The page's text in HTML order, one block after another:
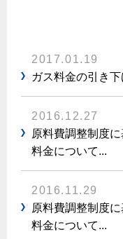
家庭用選択約款
ご請求とお支払いに
口座振替によるお支払
クレジットカードに
払込書による窓口で
払込書によるスマホ
検針について
安全性
調理性
清掃性
快適性
経済性
ガスコンロ
オススメの商品一覧
最新ガスコンロの実
グリル活用法
コンロの取替えは
レンジフード
私たちのリフォーム
バスルームをリフォ
サニタリーをリフォー
リフォーム事例紹介
電力の自由化について
長野都市ガスのでん
都市ガスでんき 従
都市ガスでんき 従量
Chef Ropia's JOYFUL
食育活動について
2017.01.19
ガス料金の引き
2016.12.27
原料費調整制度
料金について...
2016.11.29
原料費調整制度
料金について...